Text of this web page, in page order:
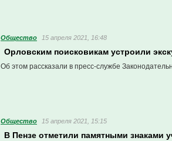
Общество 15 апреля 2021, 16:48
Орловским поисковикам устроили
Об этом рассказали в пресс-службе
Общество 15 апреля 2021, 15:15
В Пензе отметили памятными знаками